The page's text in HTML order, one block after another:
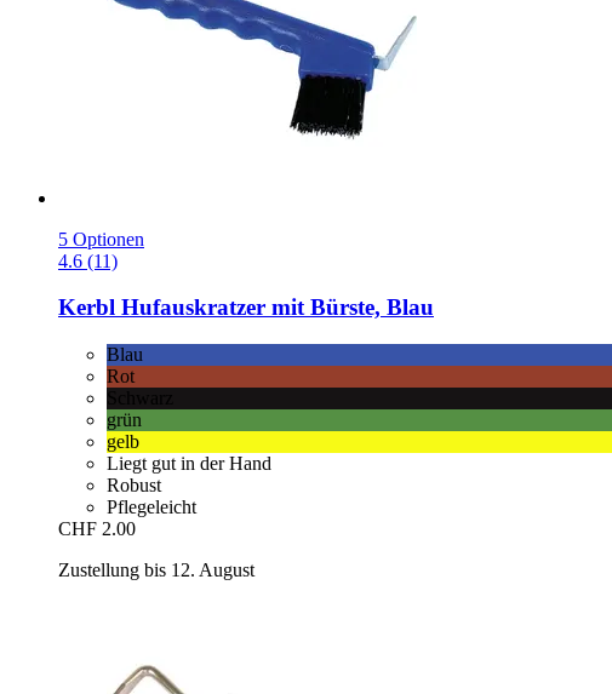
5 Optionen
4.6 (11)
Kerbl Hufauskratzer mit Bürste, Blau
Blau
Rot
grün
gelb
Liegt gut in der Hand
Robust
Pflegeleicht
CHF 2.00
Zustellung bis 12. August